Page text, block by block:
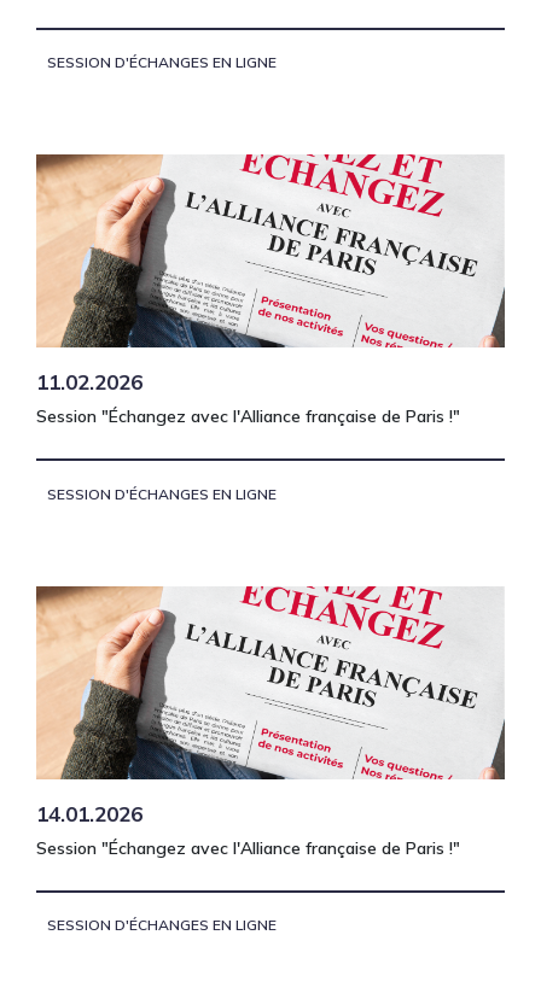
SESSION D'ÉCHANGES EN LIGNE
11.02.2026
Session "Échangez avec l'Alliance française de Paris !"
SESSION D'ÉCHANGES EN LIGNE
14.01.2026
Session "Échangez avec l'Alliance française de Paris !"
SESSION D'ÉCHANGES EN LIGNE